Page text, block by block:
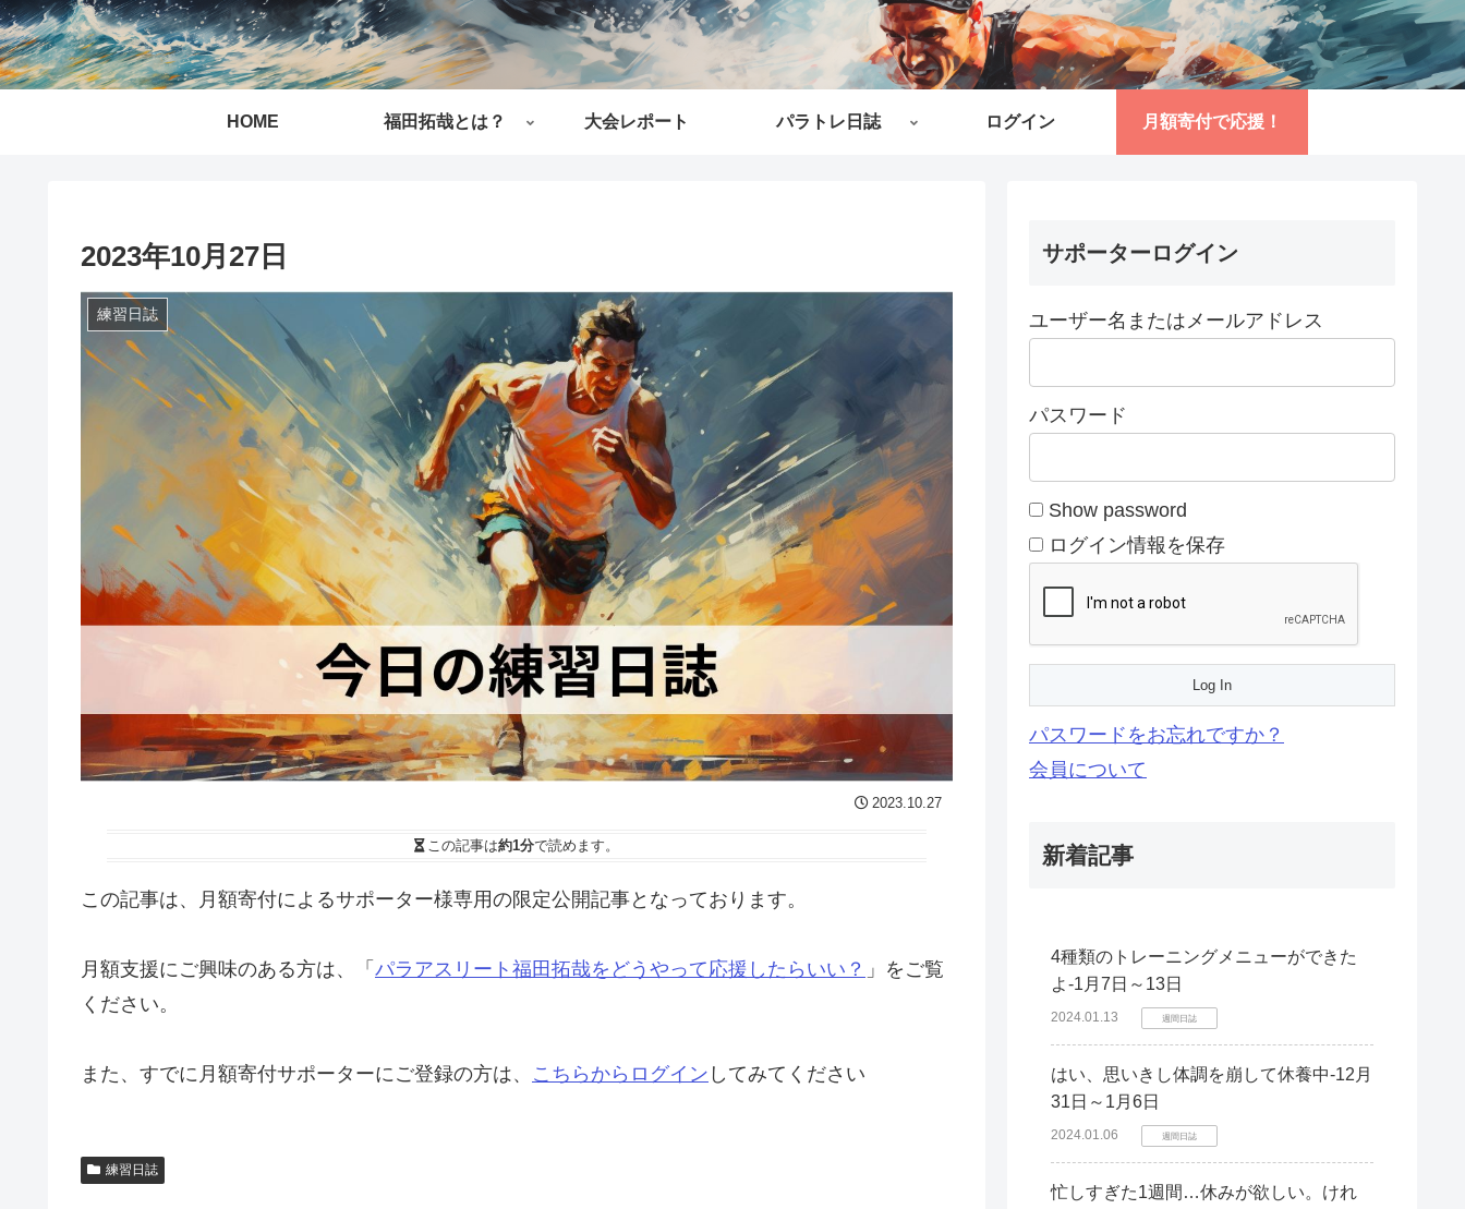
HOME 福田拓哉とは？ 大会レポート パラトレ日誌 ログイン 月額寄付で応援！
2023年10月27日
練習日誌
2023.10.27
この記事は約1分で読めます。
この記事は、月額寄付によるサポーター様専用の限定公開記事となっております。
月額支援にご興味のある方は、「 パラアスリート福田拓哉をどうやって応援したらいい？ 」をご覧
ください。
また、すでに月額寄付サポーターにご登録の方は、 こちらからログイン してみてください
練習日誌
サポーターログイン
ユーザー名またはメールアドレス
パスワード
Show password
ログイン情報を保存
パスワードをお忘れですか？
会員について
新着記事
4種類のトレーニングメニューができた
よ-1月7日～13日
2024.01.13 週間日誌
はい、思いきし体調を崩して休養中-12月
31日～1月6日
2024.01.06 週間日誌
忙しすぎた1週間…休みが欲しい。けれ